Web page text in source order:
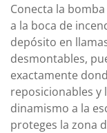
Conecta la
a la boca de
depósito en
desmontables,
exactamente
reposicionables y
dinamismo a la
proteges la zona